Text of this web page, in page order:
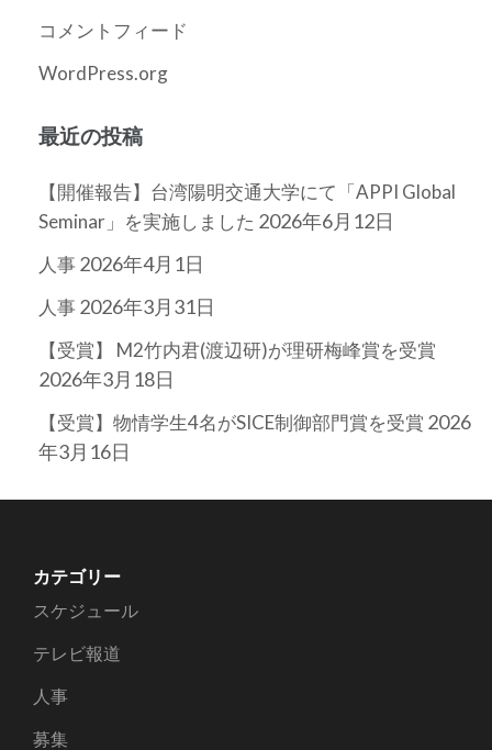
コメントフィード
WordPress.org
最近の投稿
【開催報告】台湾陽明交通大学にて「APPI Global
Seminar」を実施しました 2026年6月12日
人事2026年4月1日
人事2026年3月31日
【受賞】 M2竹内君(渡辺研)が理研梅峰賞を受賞
2026年3月18日
【受賞】物情学生4名がSICE制御部門賞を受賞 2026
年3月16日
カテゴリー
スケジュール
テレビ報道
人事
募集